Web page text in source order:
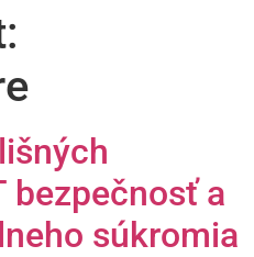
bezpečnosť a
súkromia